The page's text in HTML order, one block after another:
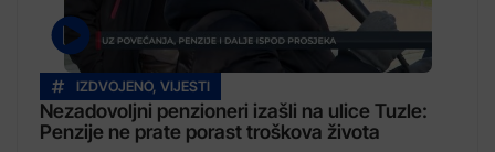
IZDVOJENO, VIJESTI
Nezadovoljni penzioneri izašli na ulice Tuzle:
Penzije ne prate porast troškova života